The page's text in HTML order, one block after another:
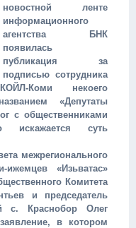
новостной ленте
информационного
агентства БНК
появилась
публикация за
подписью сотрудника
Коми некоего
«Депутаты
с общественниками
суть
межрегионального
ижемцев «Изьватас»
Комитета
и председатель
с. Краснобор Олег
в котором